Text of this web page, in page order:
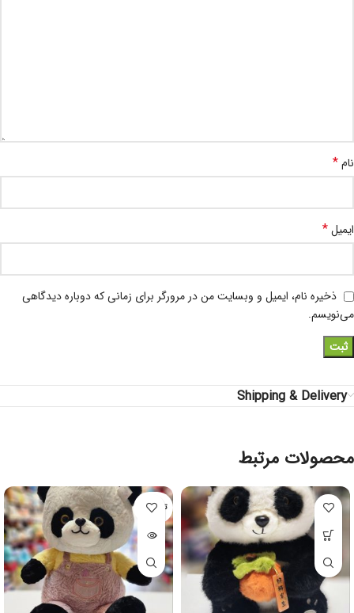
نام*
ایمیل*
ذخیره نام، ایمیل و وبسایت من در مرورگر برای زمانی که دوباره دیدگاهی
می‌نویسم.
Shipping & Delivery
محصولات مرتبط
تمام شده